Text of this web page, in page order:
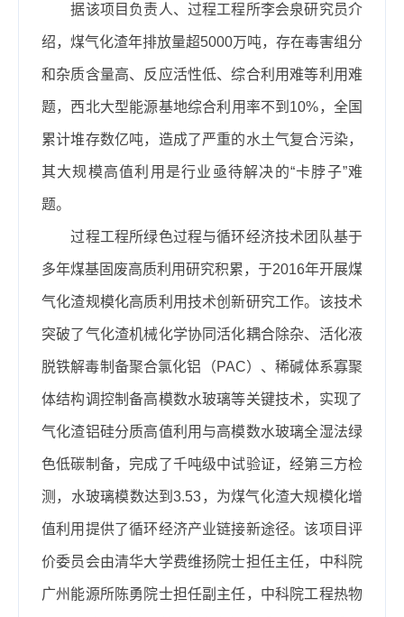
据该项目负责人、过程工程所李会泉研究员介
绍，煤气化渣年排放量超5000万吨，存在毒害组分
和杂质含量高、反应活性低、综合利用难等利用难
题，西北大型能源基地综合利用率不到10%，全国
累计堆存数亿吨，造成了严重的水土气复合污染，
其大规模高值利用是行业亟待解决的“卡脖子”难
题。
过程工程所绿色过程与循环经济技术团队基于
多年煤基固废高质利用研究积累，于2016年开展煤
气化渣规模化高质利用技术创新研究工作。该技术
突破了气化渣机械化学协同活化耦合除杂、活化液
脱铁解毒制备聚合氯化铝（PAC）、稀碱体系寡聚
体结构调控制备高模数水玻璃等关键技术，实现了
气化渣铝硅分质高值利用与高模数水玻璃全湿法绿
色低碳制备，完成了千吨级中试验证，经第三方检
测，水玻璃模数达到3.53，为煤气化渣大规模化增
值利用提供了循环经济产业链接新途径。该项目评
价委员会由清华大学费维扬院士担任主任，中科院
广州能源所陈勇院士担任副主任，中科院工程热物